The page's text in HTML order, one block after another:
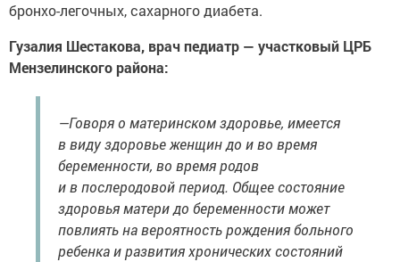
бронхо-легочных, сахарного диабета.
Гузалия Шестакова, врач педиатр — участковый ЦРБ
Мензелинского района:
—Говоря о материнском здоровье, имеется
в виду здоровье женщин до и во время
беременности, во время родов
и в послеродовой период. Общее состояние
здоровья матери до беременности может
повлиять на вероятность рождения больного
ребенка и развития хронических состояний